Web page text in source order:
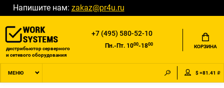
Напишите нам: zakaz@pr4u.ru
дистрибьютор серверного
и сетевого оборудования
+7 (495) 580-52-10
Пн.-Пт. 1000-1800 КОРЗИНА
МЕНЮ $ =81.41 ₽